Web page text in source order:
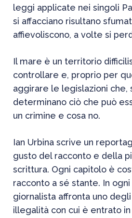
leggi applicate nei singoli
si affacciano risultano
affievoliscono, a volte si
Il mare è un territorio
controllare e, proprio per
aggirare le legislazioni che,
determinano ciò che può
un crimine e cosa no.
Ian Urbina scrive un
gusto del racconto e della
scrittura. Ogni capitolo è
racconto a sé stante. In
giornalista affronta uno
illegalità con cui è entrato